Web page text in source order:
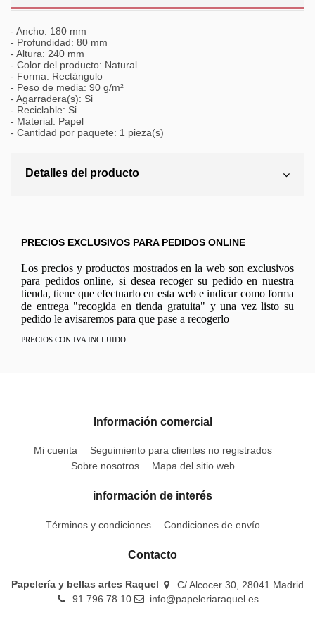
- Ancho: 180 mm
- Profundidad: 80 mm
- Altura: 240 mm
- Color del producto: Natural
- Forma: Rectángulo
- Peso de media: 90 g/m²
- Agarradera(s): Si
- Reciclable: Si
- Material: Papel
- Cantidad por paquete: 1 pieza(s)
Detalles del producto
PRECIOS EXCLUSIVOS PARA PEDIDOS ONLINE
Los precios y productos mostrados en la web son exclusivos
para pedidos online, si desea recoger su pedido en nuestra
tienda, tiene que efectuarlo en esta web e indicar como forma
de entrega "recogida en tienda gratuita" y una vez listo su
pedido le avisaremos para que pase a recogerlo
PRECIOS CON IVA INCLUIDO
Información comercial
Mi cuenta
Seguimiento para clientes no registrados
Sobre nosotros
Mapa del sitio web
información de interés
Términos y condiciones Condiciones de envío
Contacto
Papelería y bellas artes Raquel
C/ Alcocer 30, 28041 Madrid
91 796 78 10
info@papeleriaraquel.es